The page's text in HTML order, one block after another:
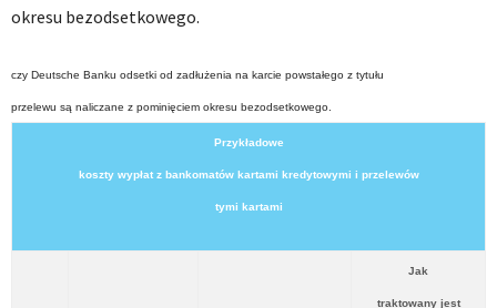
okresu bezodsetkowego.
czy Deutsche Banku odsetki od zadłużenia na karcie powstałego z tytułu
przelewu są naliczane z pominięciem okresu bezodsetkowego.
Przykładowe
koszty wypłat z bankomatów kartami kredytowymi i przelewów
tymi kartami
Jak
traktowany jest